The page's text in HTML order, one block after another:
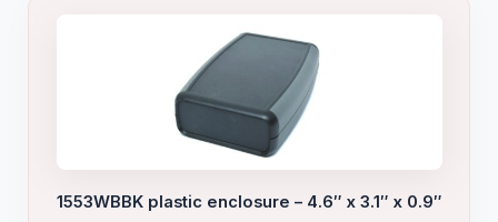
1553WBBK plastic enclosure – 4.6″ x 3.1″ x 0.9″